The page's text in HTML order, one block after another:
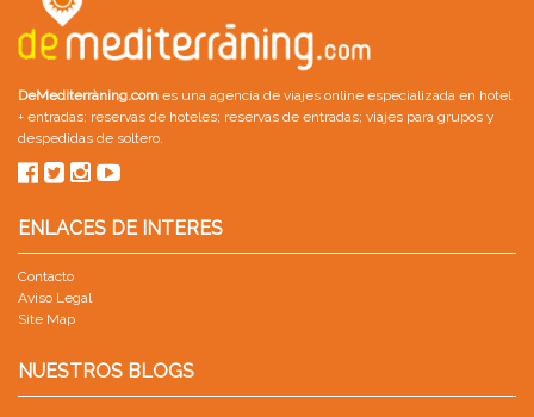
DeMediterràning.com es una agencia de viajes online especializada en hotel
+ entradas; reservas de hoteles; reservas de entradas; viajes para grupos y
despedidas de soltero.
ENLACES DE INTERES
Contacto
Aviso Legal
Site Map
NUESTROS BLOGS